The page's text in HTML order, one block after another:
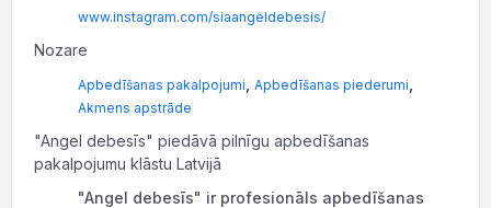
www.instagram.com/siaangeldebesis/
Nozare
Apbedīšanas pakalpojumi Apbedīšanas piederumi
Akmens apstrāde
"Angel debesīs" piedāvā pilnīgu apbedīšanas
pakalpojumu klāstu Latvijā
"Angel debesīs" ir profesionāls apbedīšanas